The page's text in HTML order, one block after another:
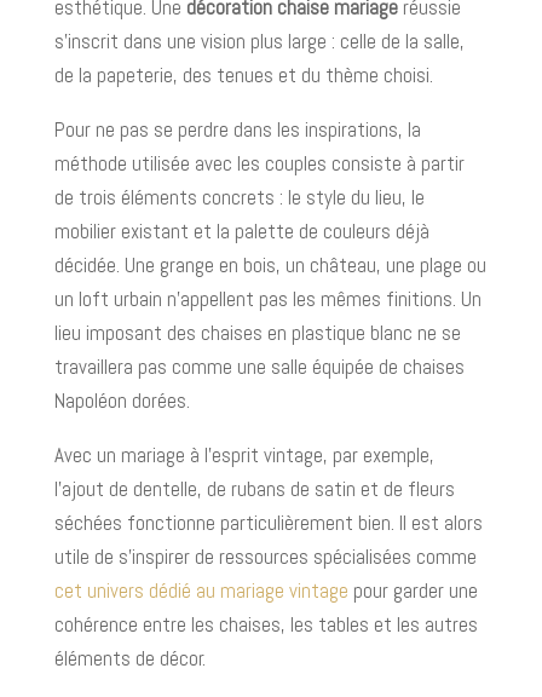
esthétique. Une décoration chaise mariageréussie
s’inscrit dans une vision plus large : celle de la salle,
de la papeterie, des tenues et du thème choisi.
Pour ne pas se perdre dans les inspirations, la
méthode utilisée avec les couples consiste à partir
de trois éléments concrets : le style du lieu, le
mobilier existant et la palette de couleurs déjà
décidée. Une grange en bois, un château, une plage ou
un loft urbain n’appellent pas les mêmes finitions. Un
lieu imposant des chaises en plastique blanc ne se
travaillera pas comme une salle équipée de chaises
Napoléon dorées.
Avec un mariage à l’esprit vintage, par exemple,
l’ajout de dentelle, de rubans de satin et de fleurs
séchées fonctionne particulièrement bien. Il est alors
utile de s’inspirer de ressources spécialisées comme
cet univers dédié au mariage vintage pour garder une
cohérence entre les chaises, les tables et les autres
éléments de décor.